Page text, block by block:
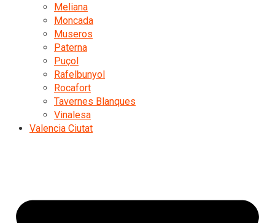
Meliana
Moncada
Museros
Paterna
Puçol
Rafelbunyol
Rocafort
Tavernes Blanques
Vinalesa
Valencia Ciutat